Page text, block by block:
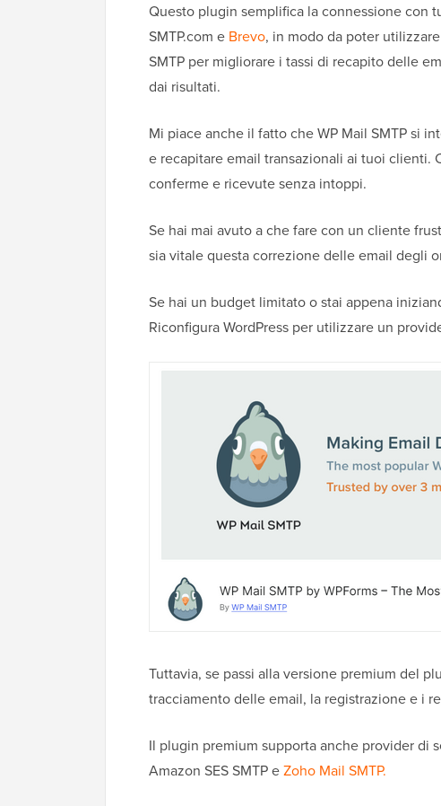
Questo plugin semplifica la connessione con
SMTP.com e Brevo, in modo da poter
SMTP per migliorare i tassi di recapito delle
dai risultati.
Mi piace anche il fatto che WP Mail SMTP si
e recapitare email transazionali ai tuoi
conferme e ricevute senza intoppi.
Se hai mai avuto a che fare con un cliente
sia vitale questa correzione delle email degli
Se hai un budget limitato o stai appena
Riconfigura WordPress per utilizzare un
Tuttavia, se passi alla versione premium del
tracciamento delle email, la registrazione e i
Il plugin premium supporta anche provider di
Amazon SES SMTP eZoho Mail SMTP.